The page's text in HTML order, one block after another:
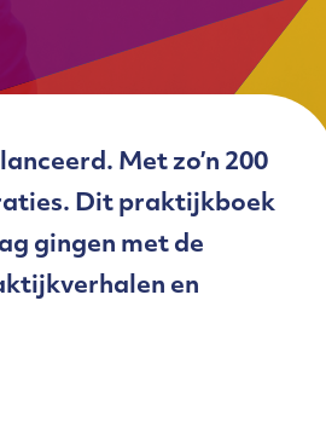
Met zo’n 200
Dit praktijkboek
gingen met de
en